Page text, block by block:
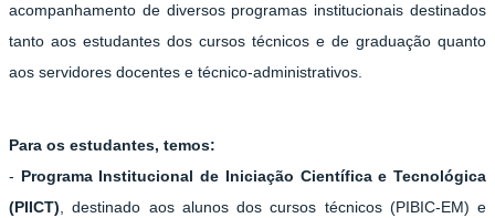
acompanhamento de diversos programas institucionais destinados
tanto aos estudantes dos cursos técnicos e de graduação quanto
aos servidores docentes e técnico-administrativos.
Para os estudantes, temos:
- Programa Institucional de Iniciação Científica e Tecnológica
(PIICT), destinado aos alunos dos cursos técnicos (PIBIC-EM) e